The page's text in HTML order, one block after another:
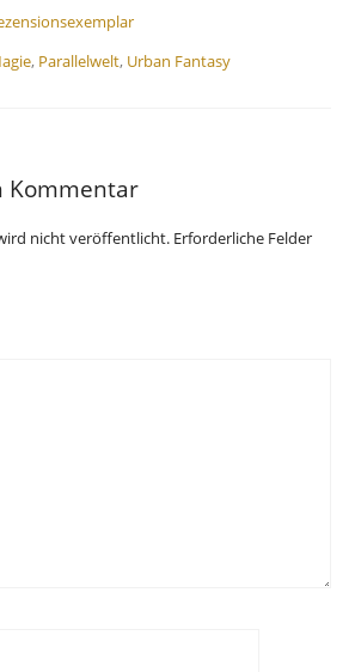
, Parallelwelt, Urban Fantasy
Kommentar
nicht veröffentlicht. Erforderliche Felder